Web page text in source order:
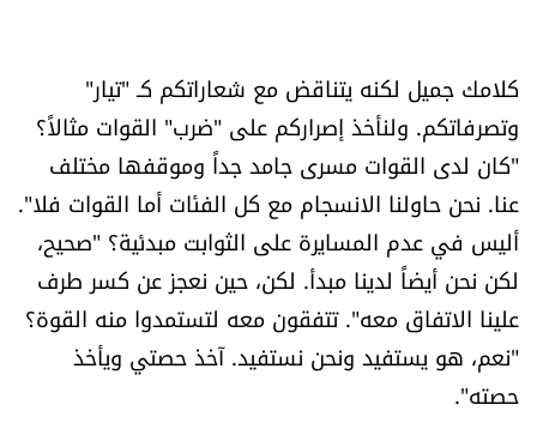
كلامك جميل لكنه يتناقض مع شعاراتكم كـ "تيار"
وتصرفاتكم. ولنأخذ إصراركم على "ضرب" القوات مثالاً؟
"كان لدى القوات مسرى جامد جداً وموقفها مختلف
عنا. نحن حاولنا الانسجام مع كل الفئات أما القوات فلا".
أليس في عدم المسايرة على الثوابت مبدئية؟ "صحيح،
لكن نحن أيضاً لدينا مبدأ. لكن، حين نعجز عن كسر طرف
علينا الاتفاق معه". تتفقون معه لتستمدوا منه القوة؟
"نعم، هو يستفيد ونحن نستفيد. آخذ حصتي ويأخذ
حصته".